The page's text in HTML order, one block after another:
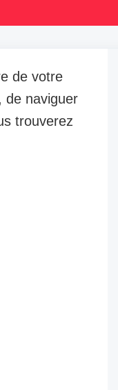
de votre
de naviguer
trouverez